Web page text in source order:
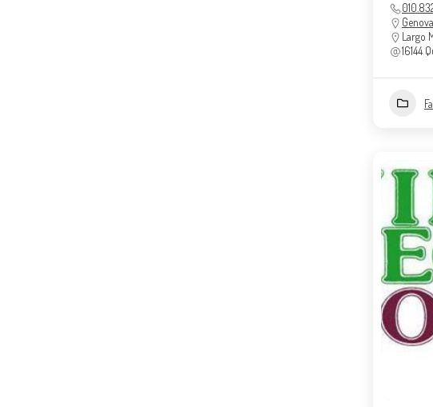
Genova
Largo
16144